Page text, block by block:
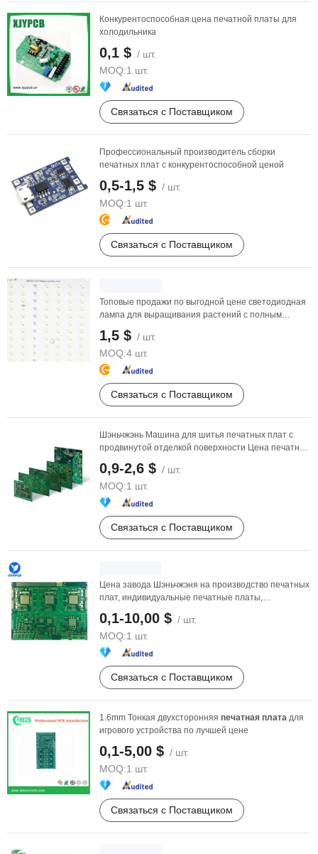
Конкурентоспособная цена печатной платы для
холодильника
0,1 $ / шт.
MOQ:1 шт.
Связаться с Поставщиком
Профессиональный производитель сборки
печатных плат с конкурентоспособной ценой
0,5-1,5 $ / шт.
MOQ:1 шт.
Связаться с Поставщиком
Топовые продажи по выгодной цене светодиодная
лампа для выращивания растений с полным
спектром ...
1,5 $ / шт.
MOQ:4 шт.
Связаться с Поставщиком
Шэньчжэнь Машина для шитья печатных плат с
продвинутой отделкой поверхности Цена печатной
0,9-2,6 $ / шт.
MOQ:1 шт.
Связаться с Поставщиком
Цена завода Шэньчжэня на производство печатных
плат, индивидуальные печатные платы,
0,1-10,00 $ / шт.
MOQ:1 шт.
Связаться с Поставщиком
1.6mm Тонкая двухсторонняя печатная плата для
игрового устройства по лучшей цене
0,1-5,00 $ / шт.
MOQ:1 шт.
Связаться с Поставщиком